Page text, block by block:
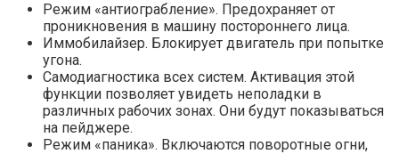
Режим «антиограбление». Предохраняет от
проникновения в машину постороннего лица.
Иммобилайзер. Блокирует двигатель при попытке
угона.
Самодиагностика всех систем. Активация этой
функции позволяет увидеть неполадки в
различных рабочих зонах. Они будут показываться
на пейджере.
Режим «паника». Включаются поворотные огни,